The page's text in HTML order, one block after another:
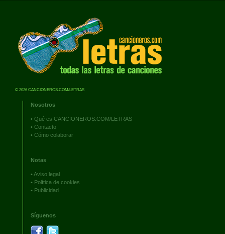
© 2026 CANCIONEROS.COM/LETRAS
Nosotros
• Qué es CANCIONEROS.COM/LETRAS
• Contacto
• Cómo colaborar
Notas
•Aviso legal
• Política de cookies
• Publicidad
Síguenos